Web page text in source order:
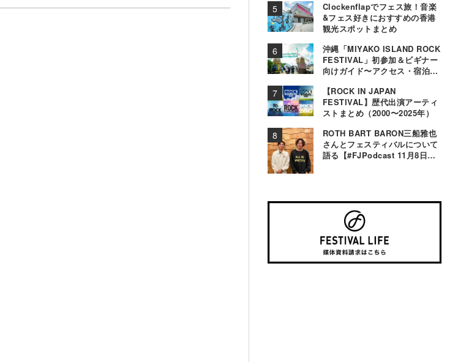
Clockenflapでフェス旅！音楽
&フェス好きにおすすめの香港
観光スポットまとめ
沖縄「MIYAKO ISLAND ROCK
FESTIVAL」初参加＆ビギナー
向けガイド〜アクセス・宿泊・
【ROCK IN JAPAN
FESTIVAL】歴代出演アーティ
ストまとめ（2000〜2025年）
ROTH BART BARON三船雅也
さんとフェスティバルについて
語る【#FJPodcast 11月8日配